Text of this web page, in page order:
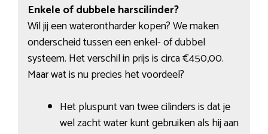
Enkele of dubbele harscilinder?
Wil jij een waterontharder kopen? We maken
onderscheid tussen een enkel- of dubbel
systeem. Het verschil in prijs is circa €450,00.
Maar wat is nu precies het voordeel?
Het pluspunt van twee cilinders is dat je
wel zacht water kunt gebruiken als hij aan